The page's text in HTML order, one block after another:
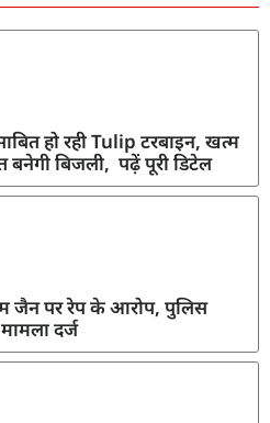
हो रही Tulip टरबाइन, खत्म
बनेगी बिजली, पढ़ें पूरी डिटेल
जैन पर रेप के आरोप, पुलिस
दर्ज